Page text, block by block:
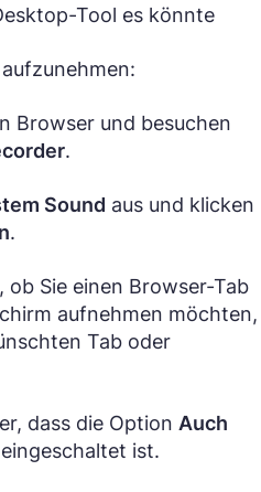
Tool es könnte
Browser und besuchen
.
Sound aus und klicken
.
ob Sie einen Browser-Tab
aufnehmen möchten,
Tab oder
dass die Option Auch
eingeschaltet ist.